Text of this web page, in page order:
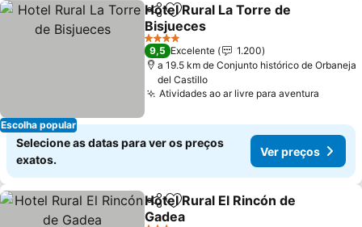
Escolha popular
PartilharAdicionar aos favoritos
Hotel Rural La Torre de
Bisjueces
4 Estrelas
9,5 Excelente
1.200
a 19.5 km de Conjunto histórico de Orbaneja
del Castillo
Atividades ao ar livre para aventura
Selecione as datas para ver os preços
exatos.
Ver preços
PartilharAdicionar aos favoritos
Hotel Rural El Rincón de
Gadea